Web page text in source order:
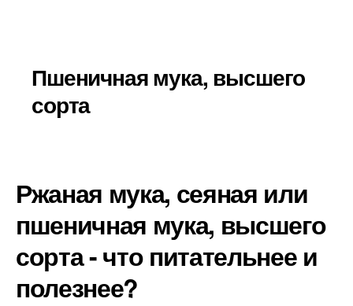
Пшеничная мука, высшего
сорта
Ржаная мука, сеяная или
пшеничная мука, высшего
сорта - что питательнее и
полезнее?